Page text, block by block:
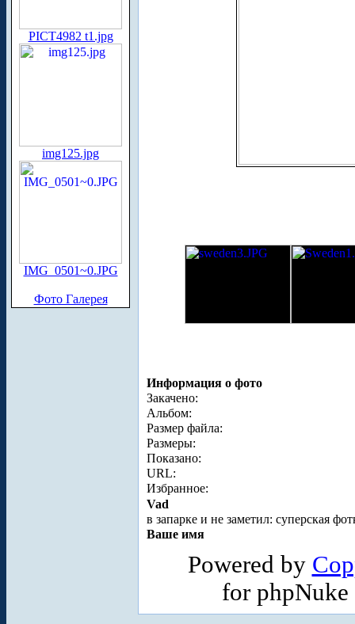
PICT4982 t1.jpg
img125.jpg
IMG_0501~0.JPG
Фото Галерея
Информация о фото
Закачено:
Альбом:
Размер файла:
Размеры:
Показано:
URL:
Избранное:
Vad
в запарке и не заметил: суперская
Ваше имя
Powered by
for